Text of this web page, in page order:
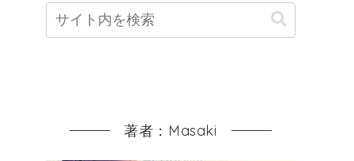
著者：Masaki